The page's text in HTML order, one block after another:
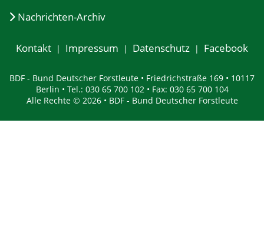
Nachrichten-Archiv
Kontakt Impressum Datenschutz Facebook
BDF - Bund Deutscher Forstleute • Friedrichstraße 169 • 10117
Berlin • Tel.: 030 65 700 102 • Fax: 030 65 700 104
Alle Rechte © 2026 • BDF - Bund Deutscher Forstleute